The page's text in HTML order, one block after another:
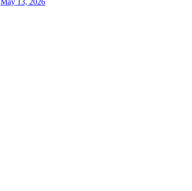
May 13, 2026